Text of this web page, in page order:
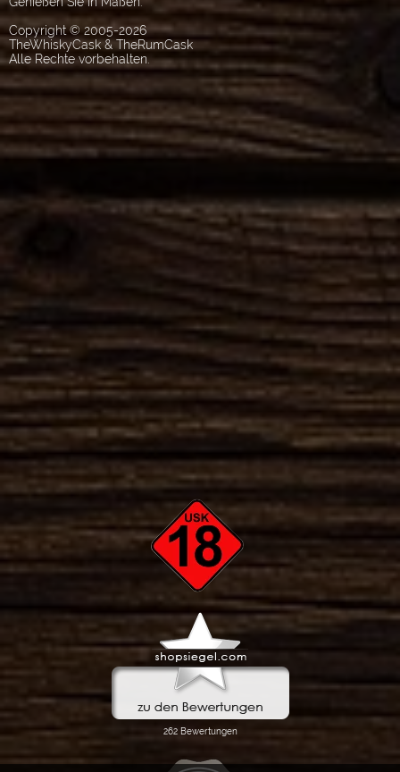
Copyright © 2005-2026
TheWhiskyCask & TheRumCask
Alle Rechte vorbehalten.